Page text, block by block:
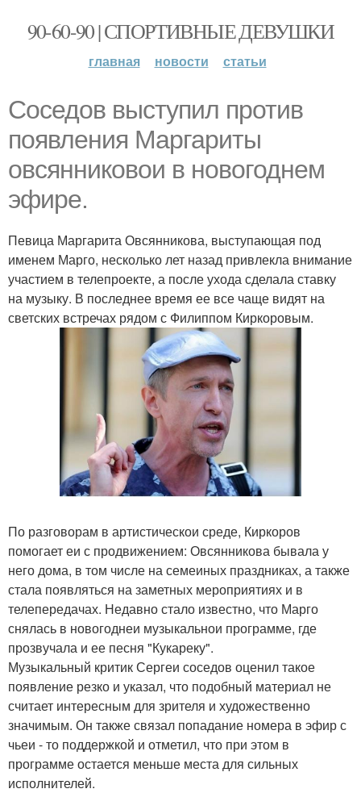
90-60-90 | СПОРТИВНЫЕ ДЕВУШКИ
главная новости статьи
Соседов выступил против
появления Маргариты
овсянниковои в новогоднем
эфире.
Певица Маргарита Овсянникова, выступающая под
именем Марго, несколько лет назад привлекла внимание
участием в телепроекте, а после ухода сделала ставку
на музыку. В последнее время ее все чаще видят на
светских встречах рядом с Филиппом Киркоровым.
По разговорам в артистическои среде, Киркоров
помогает еи с продвижением: Овсянникова бывала у
него дома, в том числе на семеиных праздниках, а также
стала появляться на заметных мероприятиях и в
телепередачах. Недавно стало известно, что Марго
снялась в новогоднеи музыкальнои программе, где
прозвучала и ее песня "Кукареку".
Музыкальный критик Сергеи соседов оценил такое
появление резко и указал, что подобный материал не
считает интересным для зрителя и художественно
значимым. Он также связал попадание номера в эфир с
чьеи - то поддержкой и отметил, что при этом в
программе остается меньше места для сильных
исполнителей.